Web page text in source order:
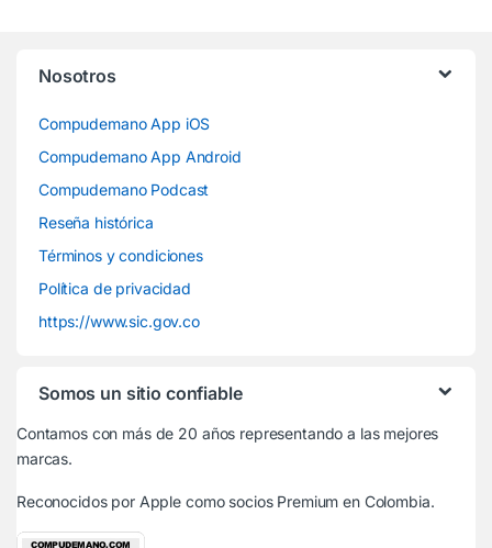
Nosotros
Compudemano App iOS
Compudemano App Android
Compudemano Podcast
Reseña histórica
Términos y condiciones
Política de privacidad
https://www.sic.gov.co
Somos un sitio confiable
Contamos con más de 20 años representando a las mejores
marcas.
Reconocidos por Apple como socios Premium en Colombia.